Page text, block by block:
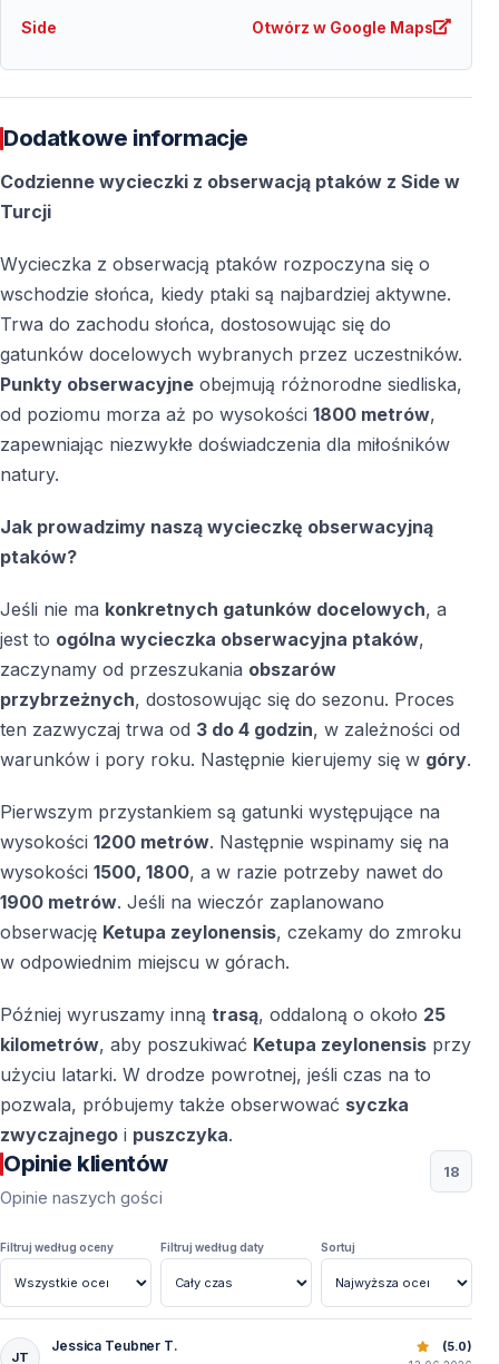
birdwatchingu w
pobliżu miejsca pobytu— czy planujesz wyprawę
typowo przyrodniczą — te wycieczki pozwalają
zanurzyć się w bogactwie ptasiego świata Turcji.
Najczęściej Zadawane Pytania
Czy potrzebne jest wcześniejsze
doświadczenie w obserwacji ptaków
Nie — wycieczki są odpowiednie zarówno dla
początkujących, jak i zaawansowanych — tempo i
poziom dopasowane są do grupy.
Kiedy jest najlepszy czas na birdwatching w
Turcji
sierpnia – październik — to najbogatsze okresy ze
względu na migrację.
Jakie obszary są odwiedzane podczas
wycieczki
Trasy obejmują Side, Akseki i okoliczne siedliska —
wybór miejsc zależy od sezonowej aktywności ptaków.
Zależnie od pory roku — żołny, ptaki drapieżne,
bociany, sowy oraz gatunki charakterystyczne dla
regionu.
Czy wycieczka jest odpowiednia dla
fotografów przyrody
Tak — różnorodność gatunków i krajobrazów czyni
region idealnym do fotografii ptaków i dzikiej przyrody.
Turcja to nie tylko kierunek birdwatchingowy — to
żywe skrzyżowanie szlaków migracyjnych, gdzie
natura pozostaje w ciągłym ruchu.
Side Otwórz w Google Maps
Dodatkowe informacje
Codzienne wycieczki z obserwacją ptaków z Side w
Turcji
Wycieczka z obserwacją ptaków rozpoczyna się o
wschodzie słońca, kiedy ptaki są najbardziej aktywne.
Trwa do zachodu słońca, dostosowując się do
gatunków docelowych wybranych przez uczestników.
Punkty obserwacyjne obejmują różnorodne siedliska,
od poziomu morza aż po wysokości 1800 metrów,
zapewniając niezwykłe doświadczenia dla miłośników
natury.
Jak prowadzimy naszą wycieczkę obserwacyjną
ptaków?
Jeśli nie ma konkretnych gatunków docelowych, a
jest to ogólna wycieczka obserwacyjna ptaków,
zaczynamy od przeszukania obszarów
przybrzeżnych, dostosowując się do sezonu. Proces
ten zazwyczaj trwa od 3 do 4 godzin, w zależności od
warunków i pory roku. Następnie kierujemy się w góry.
Pierwszym przystankiem są gatunki występujące na
wysokości 1200 metrów. Następnie wspinamy się na
wysokości 1500, 1800, a w razie potrzeby nawet do
1900 metrów. Jeśli na wieczór zaplanowano
obserwację Ketupa zeylonensis, czekamy do zmroku
w odpowiednim miejscu w górach.
Później wyruszamy inną trasą, oddaloną o około 25
kilometrów, aby poszukiwać Ketupa zeylonensis przy
użyciu latarki. W drodze powrotnej, jeśli czas na to
pozwala, próbujemy także obserwować syczka
zwyczajnego i puszczyka.
Opinie klientów
Opinie naszych gości
18
Filtruj według oceny Filtruj według daty Sortuj
Ptaki Turcji: Najlepsze Miejsca do Obserwacji
JT
Jessica Teubner T. (5.0)